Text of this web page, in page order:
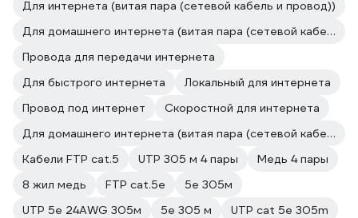
Для интернета (витая пара (сетевой кабель и провод))
Для домашнего интернета (витая пара (сетевой кабель и провод))
Провода для передачи интернета
Для быстрого интернета
Локальный для интернета
Провод под интернет
Скоростной для интернета
Для домашнего интернета (витая пара (сетевой кабель и провод))
Кабели FTP cat.5
UTP 305 м 4 пары
Медь 4 пары
8 жил медь
FTP cat.5e
5e 305м
UTP 5e 24AWG 305м
5е 305 м
UTP cat 5e 305m